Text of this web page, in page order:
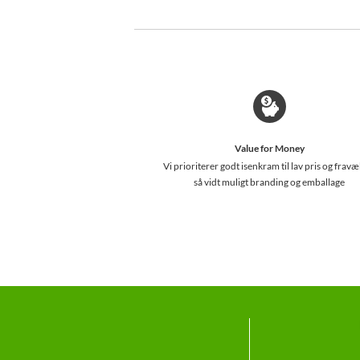
Value for Money
Vi prioriterer godt isenkram til lav pris og
så vidt muligt branding og emballage